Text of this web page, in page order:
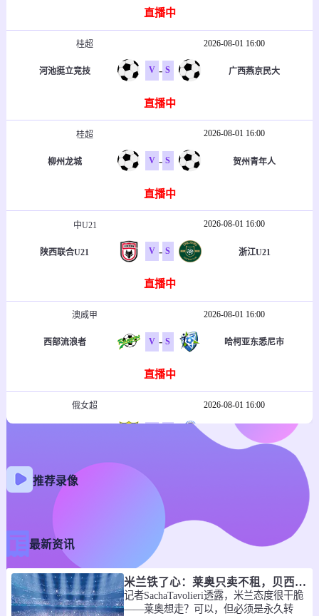
直播中
桂超 2026-08-01 16:00
河池挺立竞技 V - S 广西燕京民大
直播中
桂超 2026-08-01 16:00
柳州龙城 V - S 贺州青年人
直播中
中U21 2026-08-01 16:00
陕西联合U21 V - S 浙江U21
直播中
澳威甲 2026-08-01 16:00
西部流浪者 V - S 哈柯亚东悉尼市
直播中
俄女超 2026-08-01 16:00
拉占女足
直播中
罗乙 2026-08-01 16:00
阿富马齐 V - S CS布加勒斯特迪纳摩
推荐录像
最新资讯
米兰铁了心：莱奥只卖不租，贝西克塔斯领跑
记者SachaTavolieri透露，米兰态度很干脆
——莱奥想走？可以，但必须是永久转